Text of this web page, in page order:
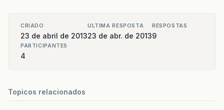
CRIADO
23 de abril de 2013
ULTIMA RESPOSTA
23 de abr. de 2013
RESPOSTAS
9
PARTICIPANTES
4
Topicos relacionados